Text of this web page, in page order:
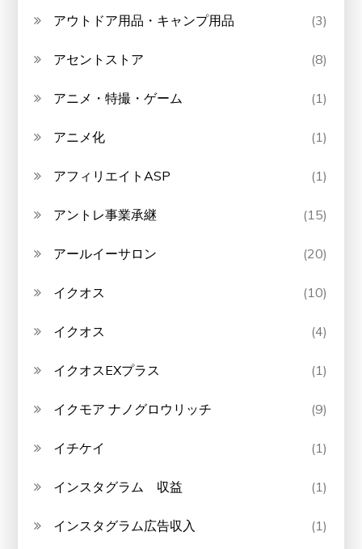
アウトドア用品・キャンプ用品 (3)
アセントストア (8)
アニメ・特撮・ゲーム (1)
アニメ化 (1)
アフィリエイトASP (1)
アントレ事業承継 (15)
アールイーサロン (20)
イクオス (10)
イクオス (4)
イクオスEXプラス (1)
イクモア ナノグロウリッチ (9)
イチケイ (1)
インスタグラム 収益 (1)
インスタグラム広告収入 (1)